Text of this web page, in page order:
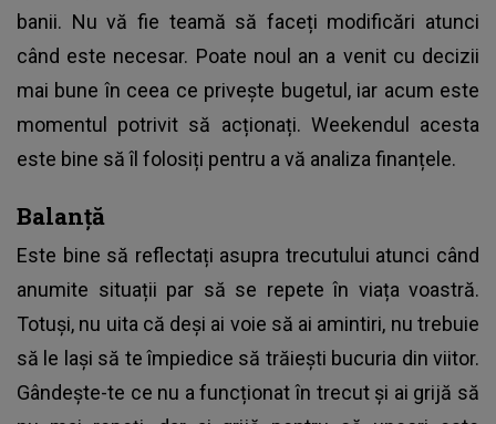
banii. Nu vă fie teamă să faceți modificări atunci
când este necesar. Poate noul an a venit cu decizii
mai bune în ceea ce privește bugetul, iar acum este
momentul potrivit să acționați. Weekendul acesta
este bine să îl folosiți pentru a vă analiza finanțele.
Balanță
Este bine să reflectați asupra trecutului atunci când
anumite situații par să se repete în viața voastră.
Totuși, nu uita că deși ai voie să ai amintiri, nu trebuie
să le lași să te împiedice să trăiești bucuria din viitor.
Gândește-te ce nu a funcționat în trecut și ai grijă să